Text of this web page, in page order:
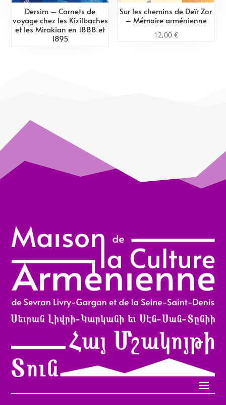
Dersim – Carnets de
voyage chez les Kizilbaches
et les Mirakian en 1888 et
1895
Sur les chemins de Deïr Zor
– Mémoire arménienne
12,00 €